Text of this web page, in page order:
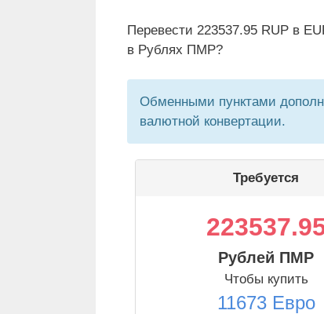
Перевести 223537.95 RUP в
в Рублях ПМР?
Обменными пунктами
валютной конвертации.
Требуется
Рублей ПМР
Чтобы купить
11673 Евро